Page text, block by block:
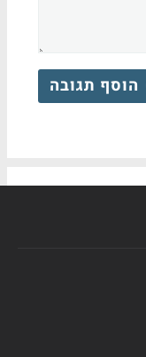
הוסף תגובה